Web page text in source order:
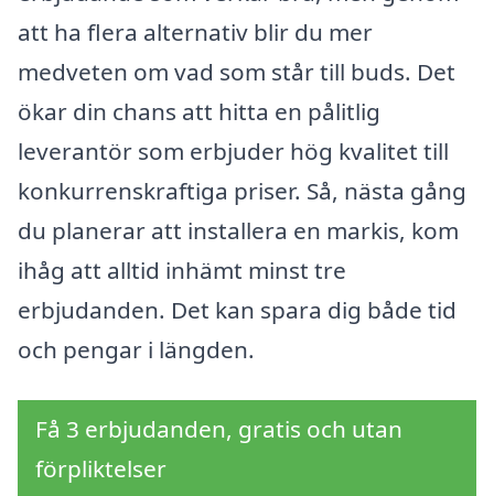
att ha flera alternativ blir du mer
medveten om vad som står till buds. Det
ökar din chans att hitta en pålitlig
leverantör som erbjuder hög kvalitet till
konkurrenskraftiga priser. Så, nästa gång
du planerar att installera en markis, kom
ihåg att alltid inhämt minst tre
erbjudanden. Det kan spara dig både tid
och pengar i längden.
Få 3 erbjudanden, gratis och utan
förpliktelser